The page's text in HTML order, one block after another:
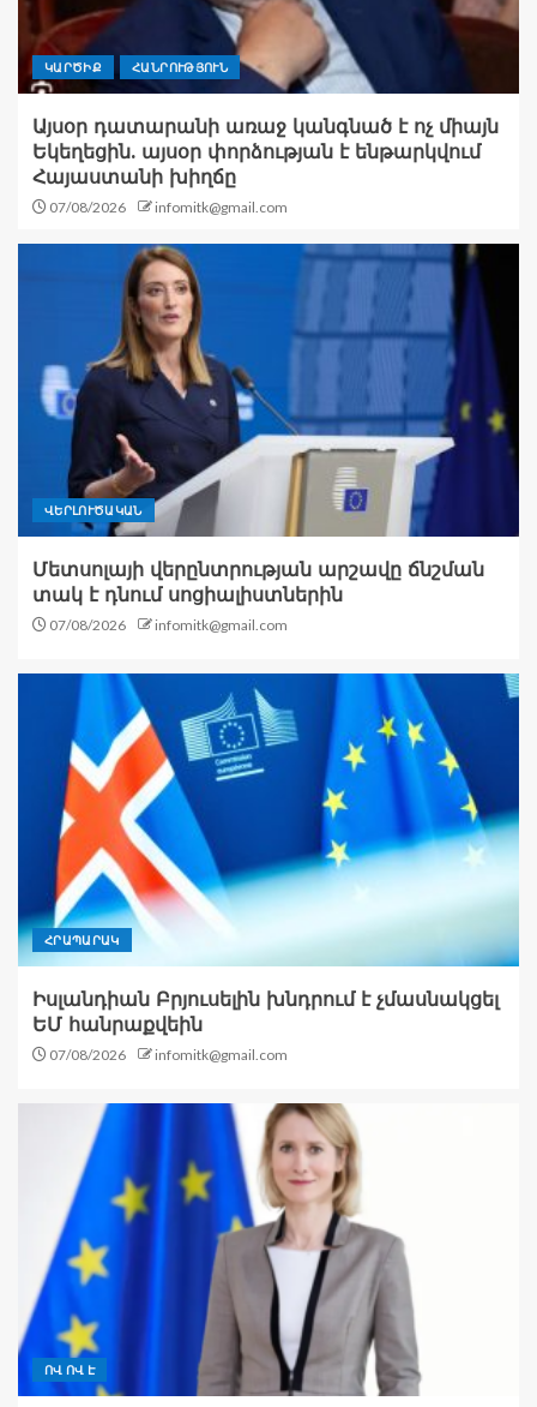
ԿԱՐԾԻՔ ՀԱՆՐՈՒԹՅՈՒՆ
Այսօր դատարանի առաջ կանգնած է ոչ միայն
Եկեղեցին. այսօր փորձության է ենթարկվում
Հայաստանի խիղճը
07/08/2026 infomitk@gmail.com
ՎԵՐԼՈՒԾԱԿԱՆ
Մետսոլայի վերընտրության արշավը ճնշման
տակ է դնում սոցիալիստներին
07/08/2026 infomitk@gmail.com
ՀՐԱՊԱՐԱԿ
Իսլանդիան Բրյուսելին խնդրում է չմասնակցել
ԵՄ հանրաքվեին
07/08/2026 infomitk@gmail.com
ՈՎ ՈՎ Է